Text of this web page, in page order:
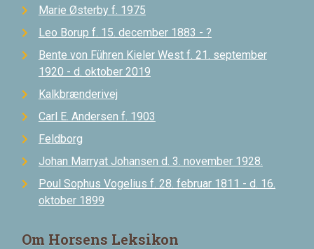
Marie Østerby f. 1975
Leo Borup f. 15. december 1883 - ?
Bente von Führen Kieler West f. 21. september
1920 - d. oktober 2019
Kalkbrænderivej
Carl E. Andersen f. 1903
Feldborg
Johan Marryat Johansen d. 3. november 1928.
Poul Sophus Vogelius f. 28. februar 1811 - d. 16.
oktober 1899
Om Horsens Leksikon